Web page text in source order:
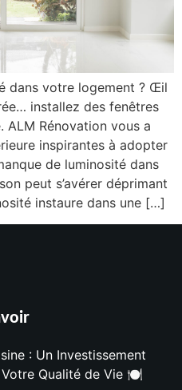
dans votre logement ? Œil
installez des fenêtres
ALM Rénovation vous a
inspirantes à adopter
de luminosité dans
peut s’avérer déprimant
instaure dans une […]
: Un Investissement
Qualité de Vie 🍽️